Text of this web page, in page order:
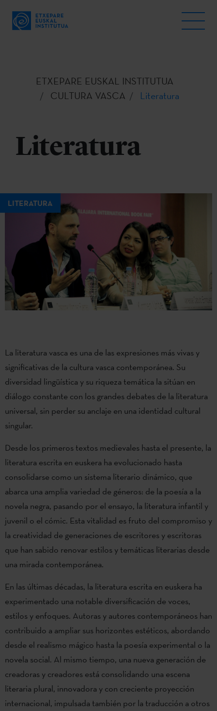
ETXEPARE EUSKAL INSTITUTUA
CULTURA VASCA
Literatura
Literatura
LITERATURA
La literatura vasca es una de las expresiones más vivas y
significativas de la cultura vasca contemporánea. Su
diversidad lingüística y su riqueza temática la sitúan en
diálogo constante con los grandes debates de la literatura
universal, sin perder su anclaje en una identidad cultural
singular.
Desde los primeros textos medievales hasta el presente, la
literatura escrita en euskera ha evolucionado hasta
consolidarse como un sistema literario dinámico, que
abarca una amplia variedad de géneros: de la poesía a la
novela negra, pasando por el ensayo, la literatura infantil y
juvenil o el cómic. Esta vitalidad es fruto del compromiso y
la creatividad de generaciones de escritores y escritoras
que han sabido renovar estilos y temáticas literarias desde
una mirada contemporánea.
En las últimas décadas, la literatura escrita en euskera ha
experimentado una notable diversificación de voces,
estilos y enfoques. Autoras y autores contemporáneos han
contribuido a ampliar sus horizontes estéticos, abordando
desde el realismo mágico hasta la poesía experimental o la
novela social. Al mismo tiempo, una nueva generación de
creadoras y creadores está consolidando una escena
literaria plural, innovadora y con creciente proyección
internacional, impulsada también por la traducción a otros